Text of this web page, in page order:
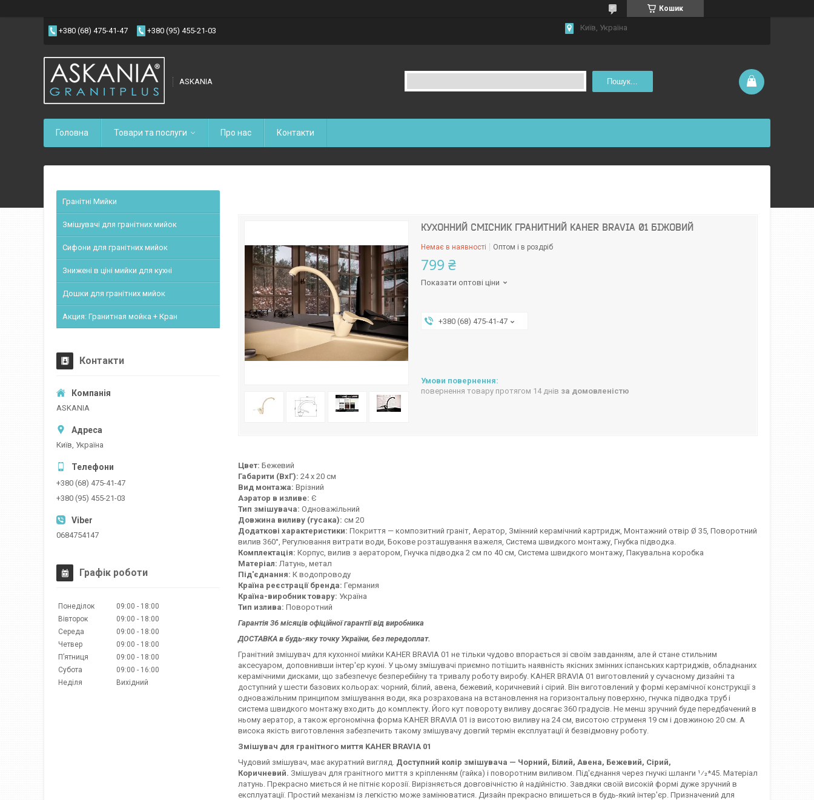
Кошик
+380 (68) 475-41-47 +380 (95) 455-21-03 Київ, Україна
ASKANIA Пошук...
Головна Товари та послуги Про нас Контакти
КУХОННИЙ СМІСНИК ГРАНИТНИЙ KAHER BRAVIA 01 БІЖОВИЙ
Немає в наявності Оптом і в роздріб
799 ₴
Показати оптові ціни
+380 (68) 475-41-47
повернення товару протягом 14 днів за домовленістю
Цвет: Бежевий
Габарити (ВхГ): 24 х 20 см
Вид монтажа: Врізний
Аэратор в изливе: Є
Тип змішувача: Одноважільний
Довжина виливу (гусака): см 20
Додаткові характеристики: Покриття — композитний граніт, Аератор, Змінний керамічний картридж, Монтажний отвір Ø 35, Поворотний
вилив 360°, Регулювання витрати води, Бокове розташування важеля, Система швидкого монтажу, Гнубка підводка.
Комплектація: Корпус, вилив з аератором, Гнучка підводка 2 см по 40 см, Система швидкого монтажу, Пакувальна коробка
Матеріал: Латунь, метал
Під'єднання: К водопроводу
Країна реєстрації бренда: Германия
Країна-виробник товару: Україна
Тип излива: Поворотний
Гарантія 36 місяців офіційної гарантії від виробника
ДОСТАВКА в будь-яку точку України, без передоплат.
Гранітний змішувач для кухонної мийки KAHER BRAVIA 01 не тільки чудово впорається зі своїм завданням, але й стане стильним
аксесуаром, доповнивши інтер'єр кухні. У цьому змішувачі приємно потішить наявність якісних змінних іспанських картриджів, обладнаних
керамічними дисками, що забезпечує безперебійну та тривалу роботу виробу. KAHER BRAVIA 01 виготовлений у сучасному дизайні та
доступний у шести базових кольорах: чорний, білий, авена, бежевий, коричневий і сірий. Він виготовлений у формі керамічної конструкції з
одноважільним принципом змішування води, яка розрахована на встановлення на горизонтальну поверхню, гнучка підводка труб і
система швидкого монтажу входить до комплекту. Його кут повороту виливу досягає 360 градусів. Не менш зручний буде передбачений в
ньому аератор, а також ергономічна форма KAHER BRAVIA 01 із висотою виливу на 24 см, висотою струменя 19 см і довжиною 20 см. А
висока якість виготовлення забезпечить такому змішувачу довгий термін експлуатації й безвідмовну роботу.
Змішувач для гранітного миття KAHER BRAVIA 01
Чудовий змішувач, має акуратний вигляд. Доступний колір змішувача — Чорний, Білий, Авена, Бежевий, Сірий,
Коричневий. Змішувач для гранітного миття з кріпленням (гайка) і поворотним виливом. Під'єднання через гнучкі шланги 1⁄2*45. Матеріал
латунь. Прекрасно миється й не пітніє корозії. Вирізняється довговічністю й надійністю. Завдяки своїй високій формі дуже зручний в
експлуатації. Простий механізм із легкістю може замінюватися. Дизайн прекрасно впишеться в будь-який інтер'єр. Призначений для
Гранітні Мийки
Змішувачі для гранітних мийок
Сифони для гранітних мийок
Знижені в ціні мийки для кухні
Дошки для гранітних мийок
Акция: Гранитная мойка + Кран
Контакти
ASKANIA
Київ, Україна
+380 (68) 475-41-47
+380 (95) 455-21-03
0684754147
Графік роботи
Понеділок 09:00
18:00
Вівторок
09:00
18:00
Середа
09:00
18:00
Четвер
09:00
18:00
Пʼятниця
09:00
18:00
Субота
09:00
16:00
Неділя
Вихідний